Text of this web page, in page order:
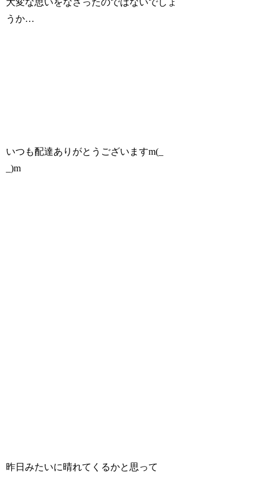
うか…
いつも配達ありがとうございますm(_
_)m
昨日みたいに晴れてくるかと思って